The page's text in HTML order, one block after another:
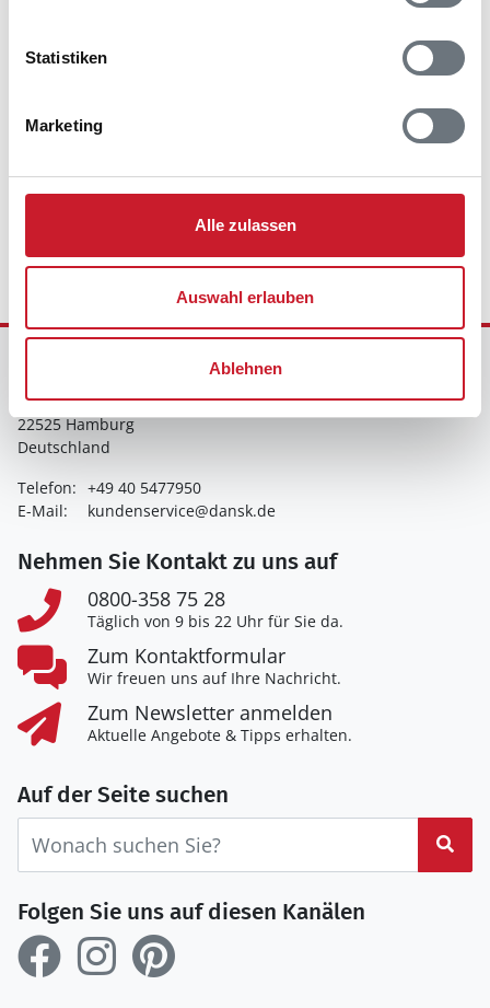
Statistiken
Marketing
Alle zulassen
Auswahl erlauben
Ablehnen
Wir sind für Sie da - 7 Tage die Woche
Ferienhausvermittlung Kröger+Rehn GmbH
Schnackenburgallee 158
22525 Hamburg
Deutschland
Telefon: +49 40 5477950
E-Mail:
kundenservice@dansk.de
Nehmen Sie Kontakt zu uns auf
0800-358 75 28
Täglich von 9 bis 22 Uhr für Sie da.
Zum Kontaktformular
Wir freuen uns auf Ihre Nachricht.
Zum Newsletter anmelden
Aktuelle Angebote & Tipps erhalten.
Auf der Seite suchen
Folgen Sie uns auf diesen Kanälen